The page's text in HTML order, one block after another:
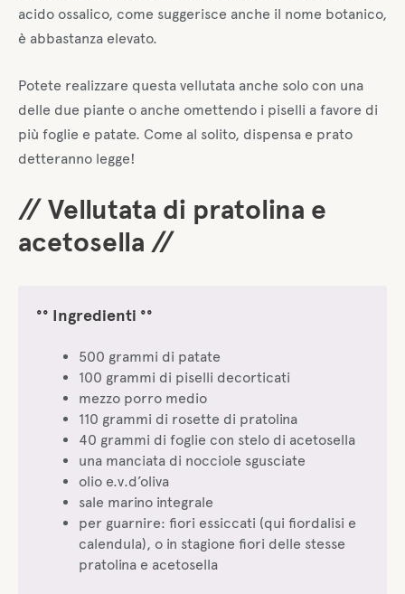
acido ossalico, come suggerisce anche il nome botanico,
è abbastanza elevato.
Potete realizzare questa vellutata anche solo con una
delle due piante o anche omettendo i piselli a favore di
più foglie e patate. Come al solito, dispensa e prato
detteranno legge!
// Vellutata di pratolina e
acetosella //
°° Ingredienti °°
500 grammi di patate
100 grammi di piselli decorticati
mezzo porro medio
110 grammi di rosette di pratolina
40 grammi di foglie con stelo di acetosella
una manciata di nocciole sgusciate
olio e.v.d’oliva
sale marino integrale
per guarnire: fiori essiccati (qui fiordalisi e
calendula), o in stagione fiori delle stesse
pratolina e acetosella